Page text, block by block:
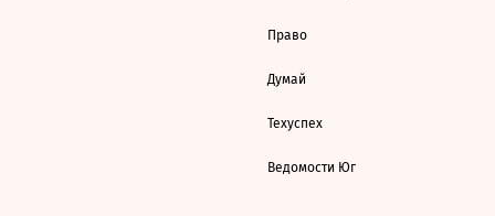
Право
Думай
Техуспех
Ведомости Юг